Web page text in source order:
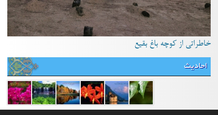
خاطراتی از کوچه باغ بقیع
احادیث